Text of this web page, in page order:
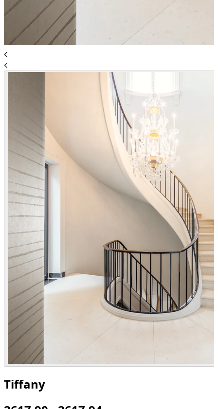
Tiffany